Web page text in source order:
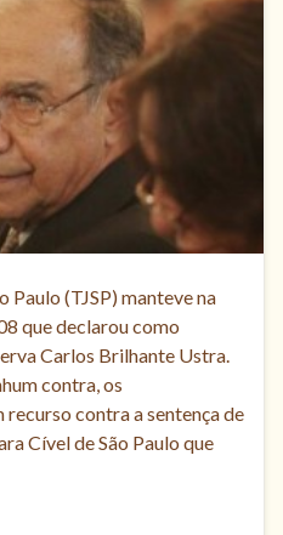
Paulo (TJSP) manteve na
que declarou como
Carlos Brilhante Ustra.
contra, os
contra a sentença de
Cível de São Paulo que